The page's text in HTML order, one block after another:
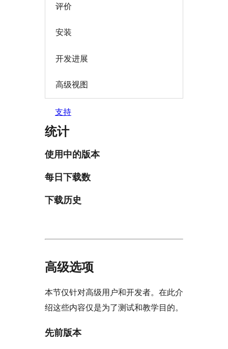
评价
安装
开发进展
高级视图
支持
统计
使用中的版本
每日下载数
下载历史
高级选项
本节仅针对高级用户和开发者。在此介
绍这些内容仅是为了测试和教学目的。
先前版本